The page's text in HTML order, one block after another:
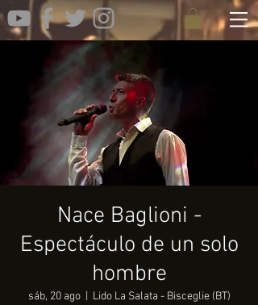
Nace Baglioni -
Espectáculo de un solo
hombre
sáb, 20 ago
  |
Lido La Salata - Bisceglie (BT)